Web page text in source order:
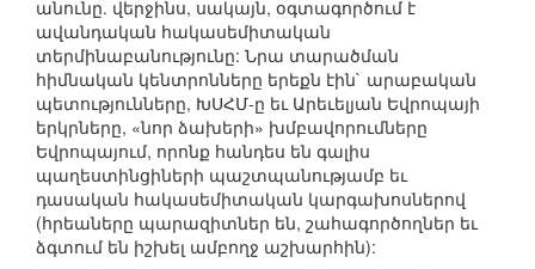
անունը. վերջինս, սակայն, օգտագործում է
ավանդական հակասեմիտական
տերմինաբանությունը: Նրա տարածման
հիմնական կենտրոնները երեքն էին` արաբական
պետությունները, ԽՍՀՄ-ը եւ Արեւելյան Եվրոպայի
երկրները, «նոր ձախերի» խմբավորումները
Եվրոպայում, որոնք հանդես են գալիս
պաղեստինցիների պաշտպանությամբ եւ
դասական հակասեմիտական կարգախոսներով
(հրեաները պարազիտներ են, շահագործողներ եւ
ձգտում են իշխել ամբողջ աշխարհին):